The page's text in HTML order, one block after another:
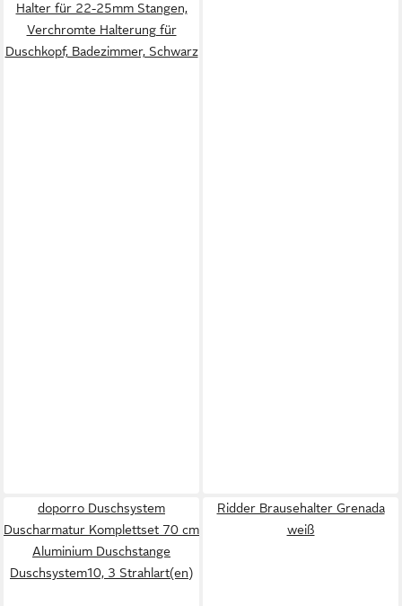
Halter für 22-25mm Stangen,
Verchromte Halterung für
Duschkopf, Badezimmer, Schwarz
doporro Duschsystem
Duscharmatur Komplettset 70 cm
Aluminium Duschstange
Duschsystem10, 3 Strahlart(en)
Ridder Brausehalter Grenada
weiß